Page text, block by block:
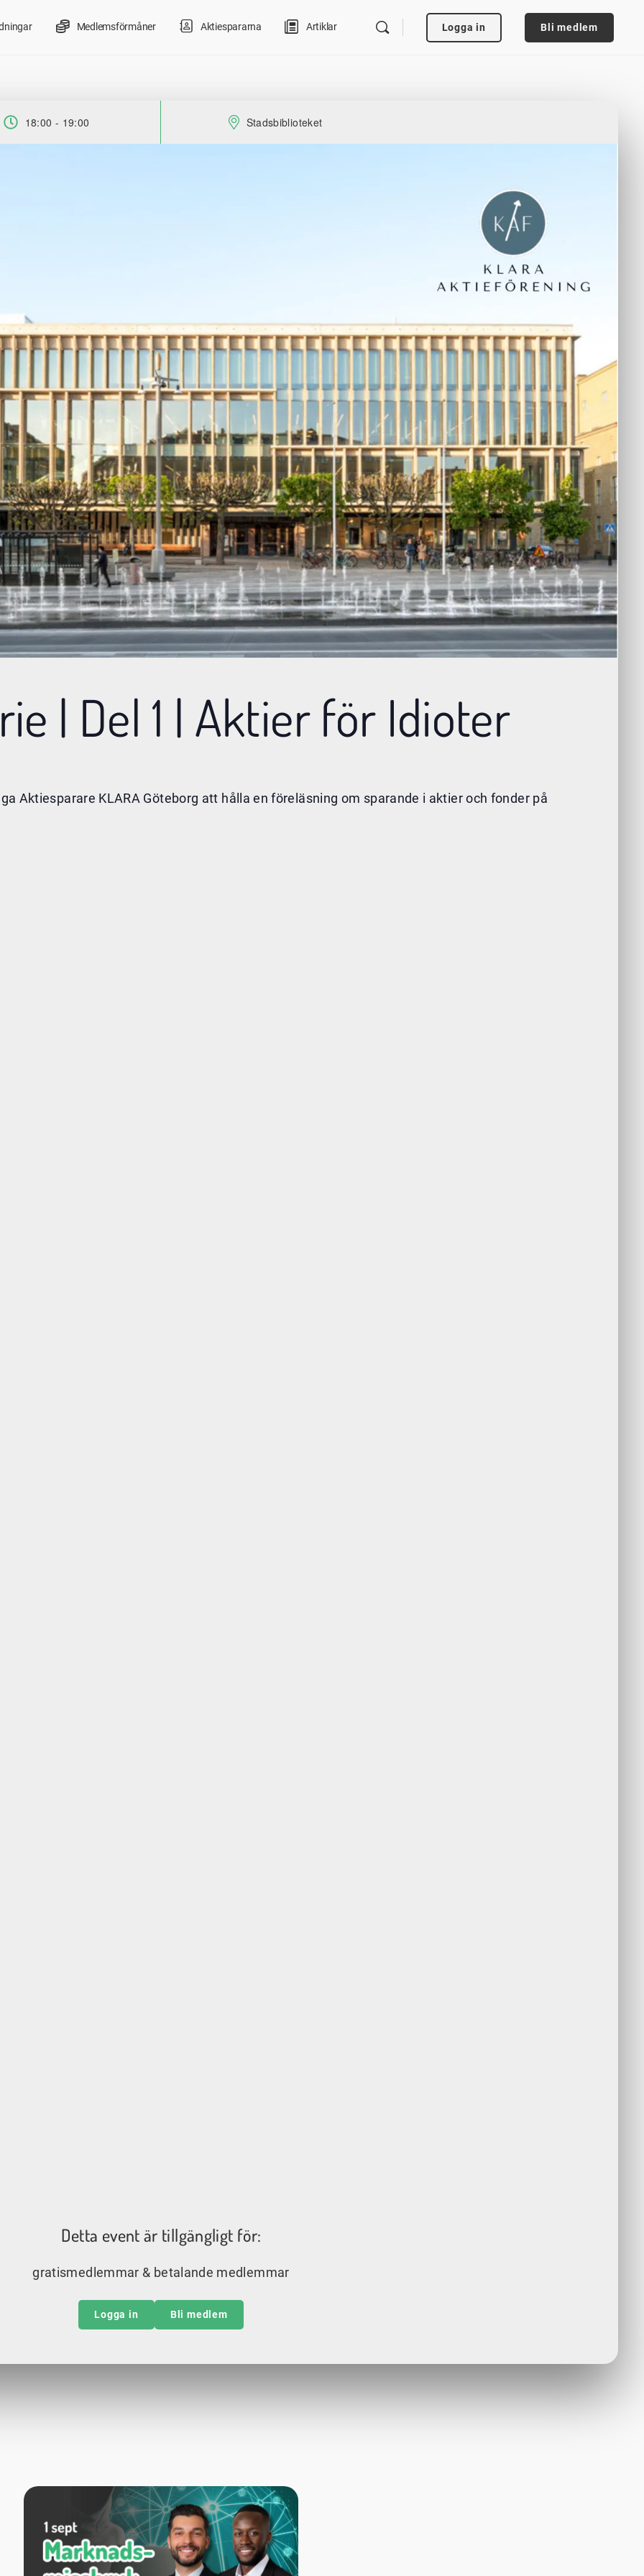
Medlemsförmåner Aktiespararna Artiklar Logga in Bli medlem
Tid:
18:00 - 19:00
Plats:
Stadsbiblioteket
| Del 1 | Aktier för Idioter
Aktiesparare KLARA Göteborg att hålla en föreläsning om sparande i aktier och fonder på
Detta event är tillgängligt för:
gratismedlemmar & betalande medlemmar
Logga in Bli medlem